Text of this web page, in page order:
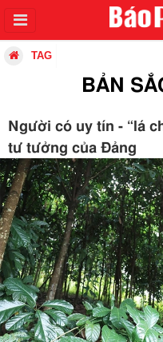
TAG
BẢN
Người có uy tín - “lá
tư tưởng của Đảng